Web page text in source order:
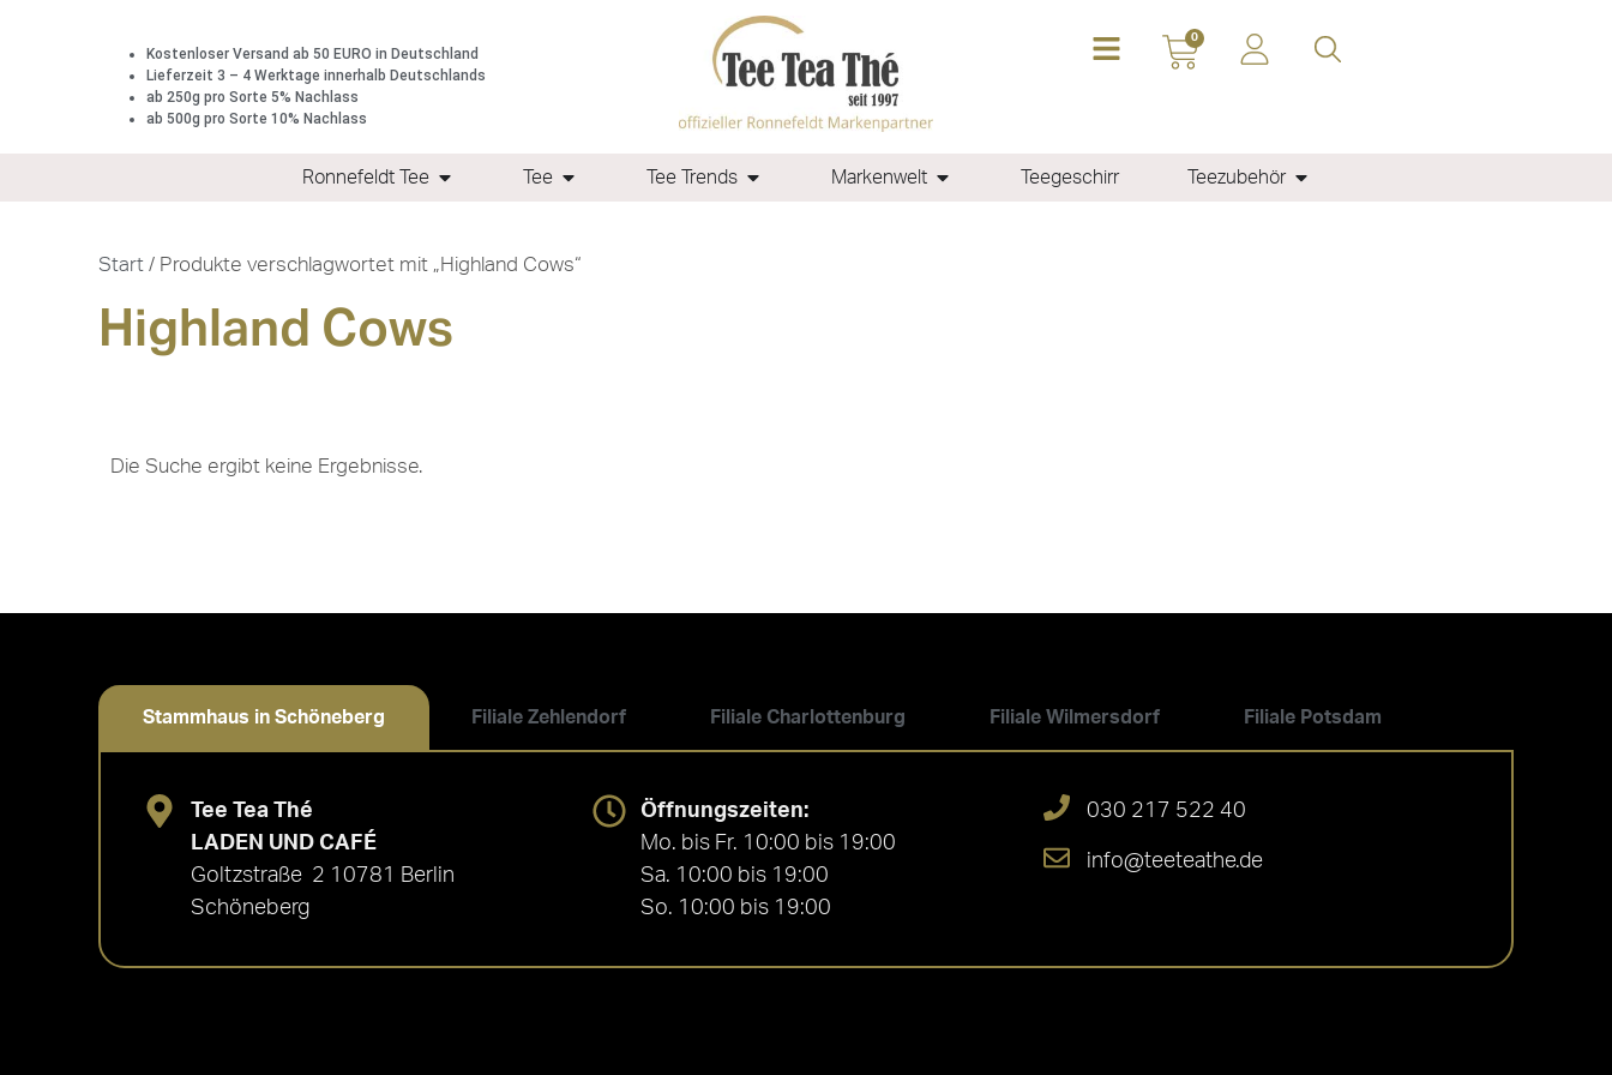
Kostenloser Versand ab 50 EURO in Deutschland
Lieferzeit 3 – 4 Werktage innerhalb Deutschlands
ab 250g pro Sorte 5% Nachlass
ab 500g pro Sorte 10% Nachlass
0
Ronnefeldt Tee Tee Tee Trends Markenwelt Teegeschirr Teezubehör
Start / Produkte verschlagwortet mit „Highland Cows“
Highland Cows
Die Suche ergibt keine Ergebnisse.
Stammhaus in Schöneberg Filiale Zehlendorf Filiale Charlottenburg Filiale Wilmersdorf Filiale Potsdam
Tee Tea Thé
LADEN UND CAFÉ
Goltzstraße 2 10781 Berlin
Schöneberg
Öffnungszeiten:
Mo. bis Fr. 10:00 bis 19:00
Sa. 10:00 bis 19:00
So. 10:00 bis 19:00
030 217 522 40
info@teeteathe.de